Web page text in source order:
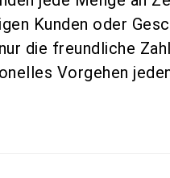
Kunden oder
die freundliche
Vorgehen